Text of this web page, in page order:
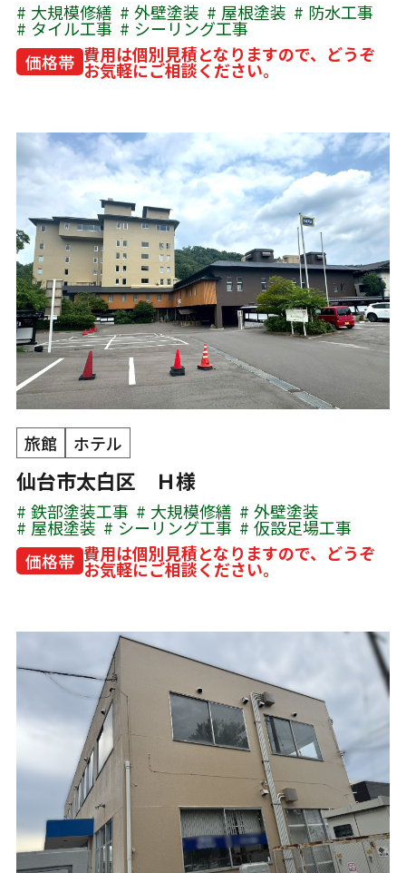
大規模修繕 外壁塗装 屋根塗装 防水工事
タイル工事
シーリング工事
価格帯 費用は個別見積となりますので、どうぞ
お気軽にご相談ください。
旅館 ホテル
仙台市太白区 Ｈ様
鉄部塗装工事 大規模修繕 外壁塗装
屋根塗装 シーリング工事
仮設足場工事
価格帯 費用は個別見積となりますので、どうぞ
お気軽にご相談ください。